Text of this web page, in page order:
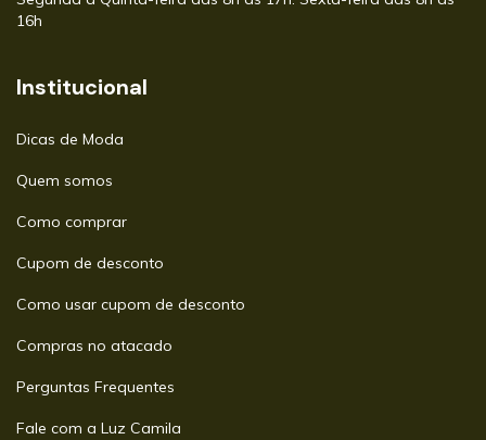
16h
Institucional
Dicas de Moda
Quem somos
Como comprar
Cupom de desconto
Como usar cupom de desconto
Compras no atacado
Perguntas Frequentes
Fale com a Luz Camila